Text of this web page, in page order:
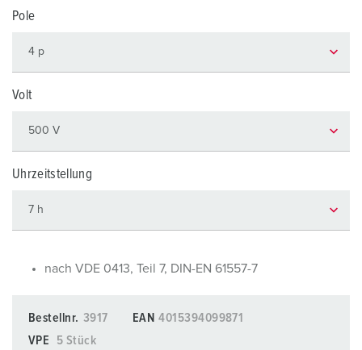
Pole
Volt
Uhrzeitstellung
nach VDE 0413, Teil 7, DIN-EN 61557-7
Bestellnr. 3917 EAN 4015394099871
VPE
5 Stück